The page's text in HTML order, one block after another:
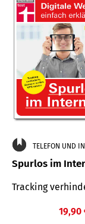
TELEFON UND
Spurlos im
Tracking
19,90